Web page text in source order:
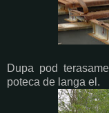
Dupa pod
poteca de langa el.